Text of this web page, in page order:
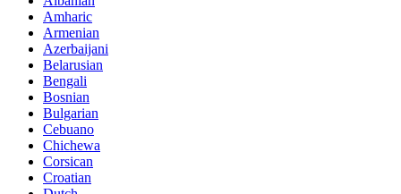
Amharic
Armenian
Azerbaijani
Belarusian
Bengali
Bosnian
Bulgarian
Cebuano
Chichewa
Corsican
Croatian